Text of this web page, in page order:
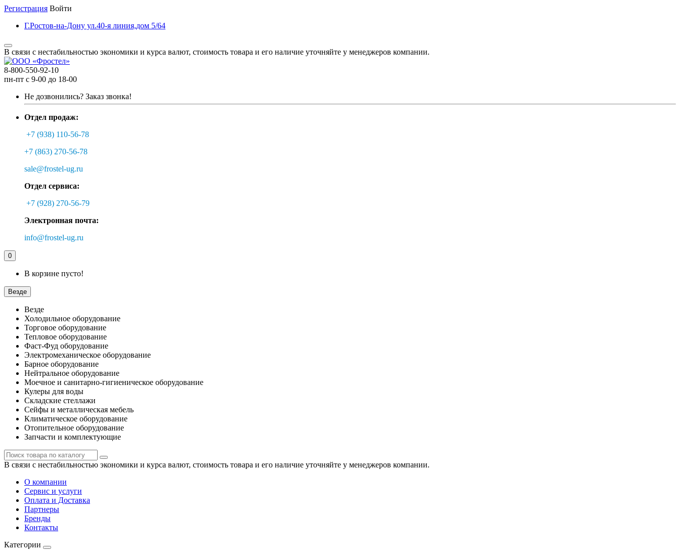
Регистрация Войти
Г.Ростов-на-Дону ул.40-я линия,дом 5/64
В связи с нестабильностью экономики и курса валют, стоимость товара и его наличие уточняйте у менеджеров компании.
8-800-550-92-10
пн-пт с 9-00 до 18-00
Не дозвонились? Заказ звонка!
Отдел продаж:
+7 (938) 110-56-78
+7 (863) 270-56-78
sale@frostel-ug.ru
Отдел сервиса:
+7 (928) 270-56-79
Электронная почта:
info@frostel-ug.ru
0
В корзине пусто!
Везде
Везде
Холодильное оборудование
Торговое оборудование
Тепловое оборудование
Фаст-Фуд оборудование
Электромеханическое оборудование
Барное оборудование
Нейтральное оборудование
Моечное и санитарно-гигиеническое оборудование
Кулеры для воды
Складские стеллажи
Сейфы и металлическая мебель
Климатическое оборудование
Отопительное оборудование
Запчасти и комплектующие
В связи с нестабильностью экономики и курса валют, стоимость товара и его наличие уточняйте у менеджеров компании.
О компании
Сервис и услуги
Оплата и Доставка
Партнеры
Бренды
Контакты
Категории